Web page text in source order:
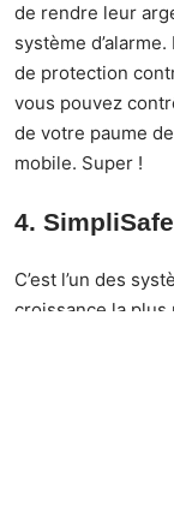
de rendre leur
système
de protection
vous pouvez
de votre paume
mobile. Super !
4. SimpliSafe
C’est l’un des
croissance la plus